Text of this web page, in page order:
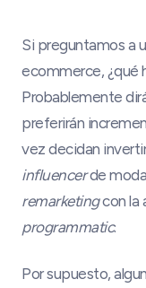
Si preguntamos a
ecommerce, ¿qué
Probablemente
preferirán
vez decidan
influencerde
remarketingcon la
programmatic.
Por supuesto,